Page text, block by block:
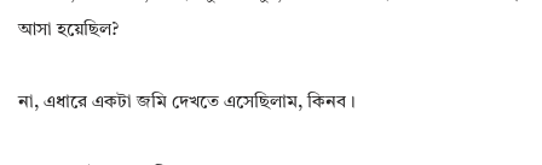
আসা হয়েছিল?
না, এধারে একটা জমি দেখতে এসেছিলাম, কিনব।